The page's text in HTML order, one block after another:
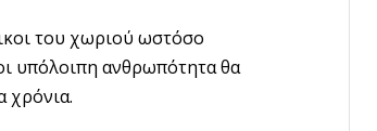
του χωριού ωστόσο
υπόλοιπη ανθρωπότητα θα
χρόνια.